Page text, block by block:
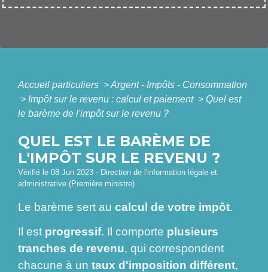
Accueil particuliers >Argent - Impôts - Consommation
> Impôt sur le revenu : calcul et paiement > Quel est
le barème de l'impôt sur le revenu ?
QUEL EST LE BARÈME DE
L'IMPÔT SUR LE REVENU ?
Vérifié le 08 Jun 2023 - Direction de l'information légale et
administrative (Première ministre)
Le barème sert au calcul de votre impôt.
Il est progressif. Il comporte plusieurs
tranches de revenu, qui correspondent
chacune à un taux d'imposition différent,